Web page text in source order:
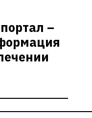
–